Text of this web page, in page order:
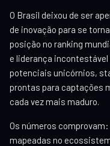
O Brasil deixou de ser
de inovação para se
posição no ranking
e liderança
potenciais unicórnios,
prontas para captações
cada vez mais maduro.
Os números
mapeadas no